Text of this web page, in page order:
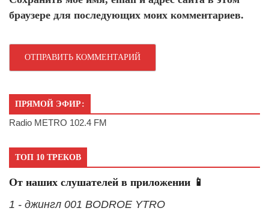
браузере для последующих моих комментариев.
ПРЯМОЙ ЭФИР:
Radio METRO 102.4 FM
ТОП 10 ТРЕКОВ
От наших слушателей в приложении 📱
1 - джингл 001 BODROE YTRO